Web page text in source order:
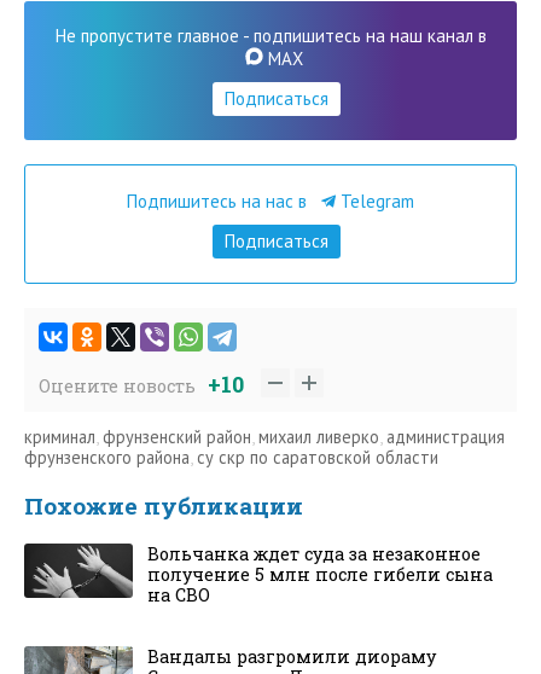
Не пропустите главное - подпишитесь на наш канал в
MAX
Подписаться
Подпишитесь на нас в
Telegram
Подписаться
Оцените новость +10
криминал,фрунзенский район,михаил ливерко, администрация
фрунзенского района, су скр по саратовской области
Похожие публикации
Вольчанка ждет суда за незаконное
получение 5 млн после гибели сына
на СВО
Вандалы разгромили диораму